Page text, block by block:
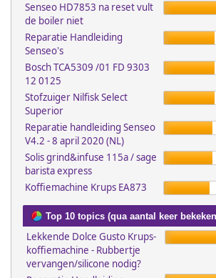
Senseo HD7853 na reset vult
de boiler niet
Reparatie Handleiding
Senseo's
Bosch TCA5309 /01 FD 9303
12 0125
Stofzuiger Nilfisk Select
Superior
Reparatie handleiding Senseo
V4.2 - 8 april 2020 (NL)
Solis grind&infuse 115a / sage
barista express
Koffiemachine Krups EA873
Top 10 topics (qua aantal keer
Lekkende Dolce Gusto Krups-
koffiemachine - Rubbertje
vervangen/silicone nodig?